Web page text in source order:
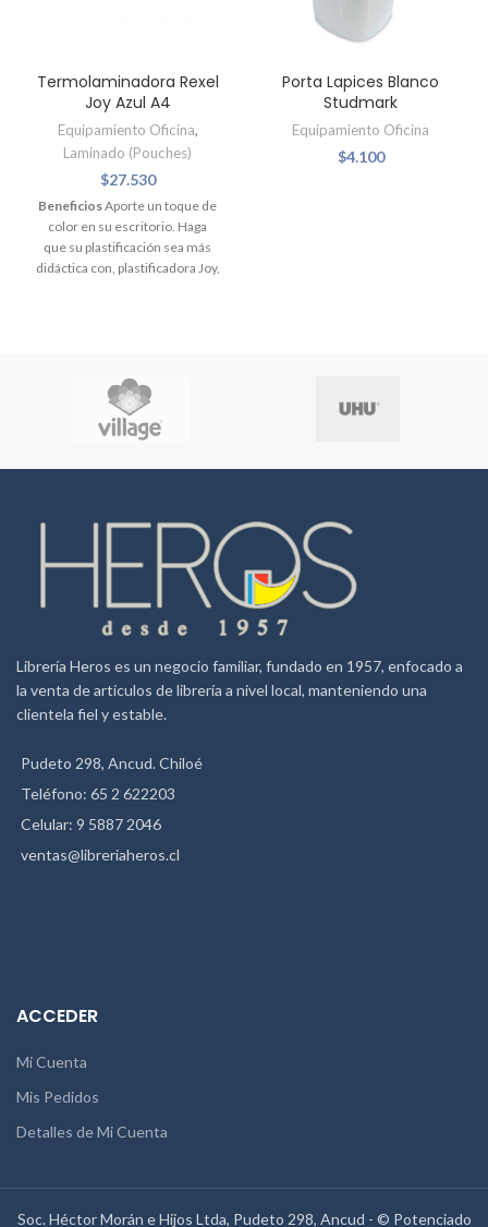
Termolaminadora Rexel
Joy Azul A4
Equipamiento Oficina,
Laminado (Pouches)
$27.530
BeneficiosAporte un toque de
color en su escritorio. Haga
que su plastificación sea más
didáctica con, plastificadora Joy,
uso en 4 minutos, plastifica desde
formato carnet hasta oficio y
acepta pouches estándar de hasta
tamaño carnet hasta tamaño
oficio. • Tiempo de calentamiento
Porta Lapices Blanco
Studmark
Equipamiento Oficina
$4.100
Librería Heros es un negocio familiar, fundado en 1957, enfocado a
la venta de artículos de librería a nivel local, manteniendo una
clientela fiel y estable.
Pudeto 298, Ancud. Chiloé
Teléfono: 65 2 622203
Celular: 9 5887 2046
ventas@libreriaheros.cl
ACCEDER
Mi Cuenta
Mis Pedidos
Detalles de Mi Cuenta
Soc. Héctor Morán e Hijos Ltda, Pudeto 298, Ancud - © Potenciado